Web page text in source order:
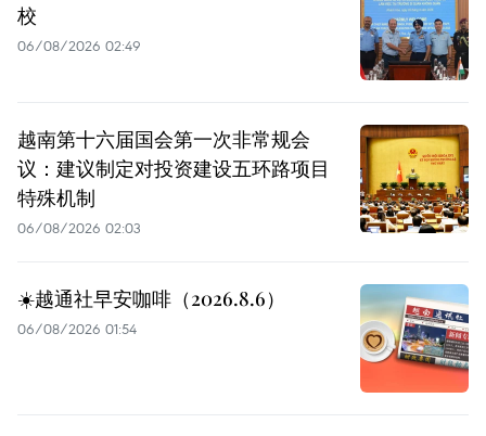
校
06/08/2026 02:49
越南第十六届国会第一次非常规会
议：建议制定对投资建设五环路项目
特殊机制
06/08/2026 02:03
☀️越通社早安咖啡（2026.8.6）
06/08/2026 01:54